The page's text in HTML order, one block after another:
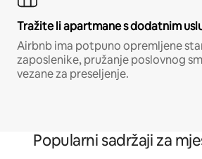
Tražite li apartmane s dodatnim
Airbnb ima potpuno opremljene
zaposlenike, pružanje poslovnog
vezane za preseljenje.
Popularni sadržaji za